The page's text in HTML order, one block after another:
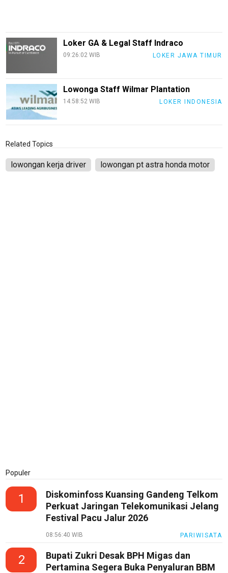
Loker GA & Legal Staff Indraco
09:26:02 WIB LOKER JAWA TIMUR
Lowonga Staff Wilmar Plantation
14:58:52 WIB LOKER INDONESIA
Related Topics
lowongan kerja driver lowongan pt astra honda motor
Populer
1
Diskominfoss Kuansing Gandeng Telkom
Perkuat Jaringan Telekomunikasi Jelang
Festival Pacu Jalur 2026
08:56:40 WIB PARIWISATA
2
Bupati Zukri Desak BPH Migas dan
Pertamina Segera Buka Penyaluran BBM
Tutor
Theme
Sains
Finance
Entertain
InfoTerbaru
Traveling
InfoKepri
KuansingTerkini
Bisnis
LabuhanBatu